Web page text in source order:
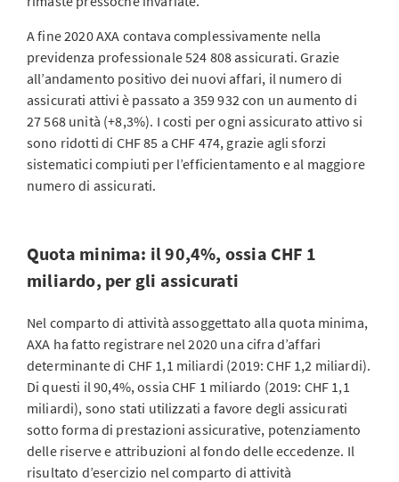
A fine 2020 AXA contava complessivamente nella
previdenza professionale 524 808 assicurati. Grazie
all’andamento positivo dei nuovi affari, il numero di
assicurati attivi è passato a 359 932 con un aumento di
27 568 unità (+8,3%). I costi per ogni assicurato attivo si
sono ridotti di CHF 85 a CHF 474, grazie agli sforzi
sistematici compiuti per l’efficientamento e al maggiore
numero di assicurati.
Quota minima: il 90,4%, ossia CHF 1
miliardo, per gli assicurati
Nel comparto di attività assoggettato alla quota minima,
AXA ha fatto registrare nel 2020 una cifra d’affari
determinante di CHF 1,1 miliardi (2019: CHF 1,2 miliardi).
Di questi il 90,4%, ossia CHF 1 miliardo (2019: CHF 1,1
miliardi), sono stati utilizzati a favore degli assicurati
sotto forma di prestazioni assicurative, potenziamento
delle riserve e attribuzioni al fondo delle eccedenze. Il
risultato d’esercizio nel comparto di attività